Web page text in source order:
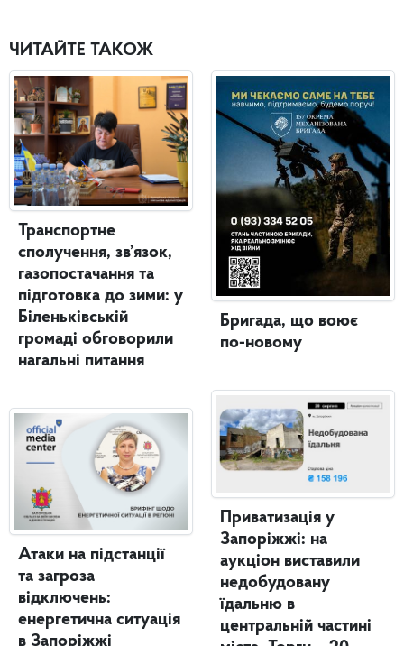
ЧИТАЙТЕ ТАКОЖ
Транспортне
сполучення, зв’язок,
газопостачання та
підготовка до зими: у
Біленьківській
громаді обговорили
нагальні питання
Атаки на підстанції
та загроза
відключень:
енергетична ситуація
в Запоріжжі
Бригада, що воює
по-новому
Приватизація у
Запоріжжі: на
аукціон виставили
недобудовану
їдальню в
центральній частині